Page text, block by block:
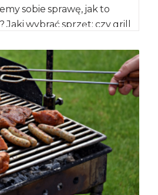
sobie sprawę, jak to
Jaki wybrać sprzęt: czy grill